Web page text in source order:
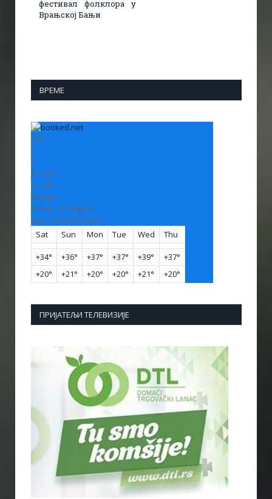
фестивал фолклора у
Врањској Бањи
ВРЕМЕ
+33
°
C
H: +33°
L: +19°
Vranje
Friday, 07 August
See 7-Day Forecast
Sat
Sun Mon Tue Wed Thu
+34° +36° +37° +37° +39° +37°
+20° +21° +20° +20° +21° +20°
ПРИЈАТЕЉИ ТЕЛЕВИЗИЈЕ